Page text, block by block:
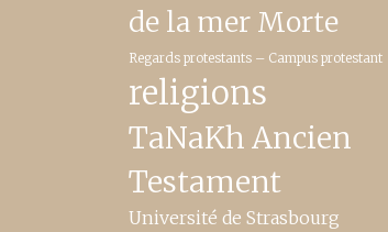
de la mer Morte
Regards protestants – Campus protestant
religions
TaNaKh Ancien
Testament
Université de Strasbourg